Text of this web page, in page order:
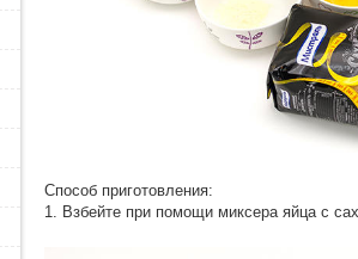
Способ приготовления:
1. Взбейте при помощи миксера яйца с